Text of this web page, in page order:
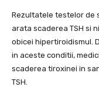
Rezultatele testelor de
arata scaderea TSH si
obicei hipertiroidismul.
in aceste conditii,
scaderea tiroxinei in
TSH.